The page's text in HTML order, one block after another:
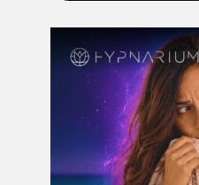
🎁 Votre
OFFERT